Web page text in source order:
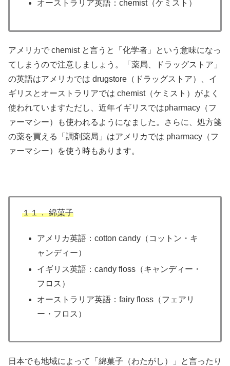
オーストラリア英語：chemist（ケミスト）
アメリカで chemist と言うと「化学者」という意味になっ
てしまうので注意しましょう。「薬局、ドラッグストア」
の英語はアメリカでは drugstore（ドラッグストア）、イ
ギリスとオーストラリアでは chemist（ケミスト）がよく
使われていますただし、近年イギリスではpharmacy（フ
ァーマシー）も使われるようになました。さらに、処方箋
の薬を買える「調剤薬局」はアメリカでは pharmacy（フ
ァーマシー）を使う時もあります。
１１． 綿菓子
アメリカ英語：cotton candy（コットン・キ
ャンディー）
イギリス英語：candy floss（キャンディー・
フロス）
オーストラリア英語：fairy floss（フェアリ
ー・フロス）
日本でも地域によって「綿菓子（わたがし）」と言ったり